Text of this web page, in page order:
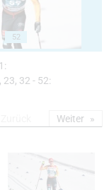
52
32 - 52:
Weiter